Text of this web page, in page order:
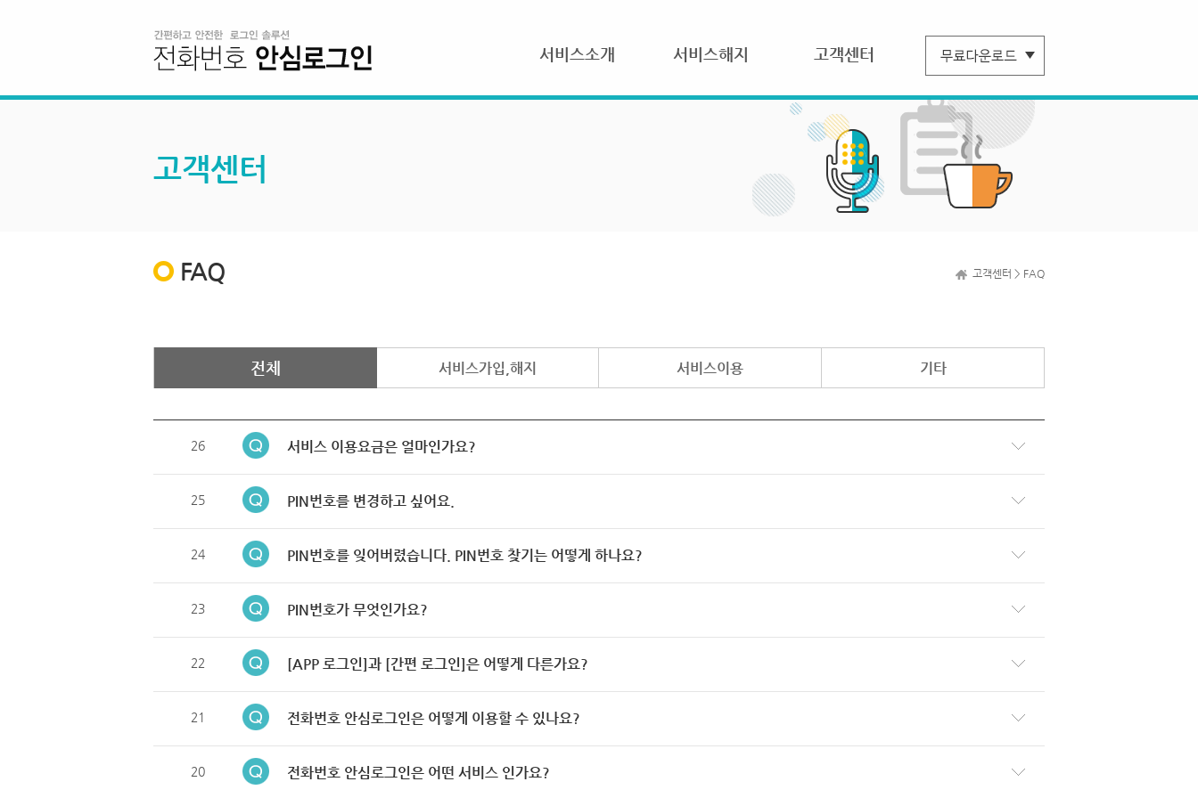
서비스소개 서비스해지 고객센터
고객센터
FAQ 고객센터 > FAQ
전체 서비스가입,해지 서비스이용 기타
26 서비스 이용요금은 얼마인가요?
25 PIN번호를 변경하고 싶어요.
24 PIN번호를 잊어버렸습니다. PIN번호 찾기는 어떻게 하나요?
23 PIN번호가 무엇인가요?
22 [APP 로그인]과 [간편 로그인]은 어떻게 다른가요?
21 전화번호 안심로그인은 어떻게 이용할 수 있나요?
20 전화번호 안심로그인은 어떤 서비스 인가요?